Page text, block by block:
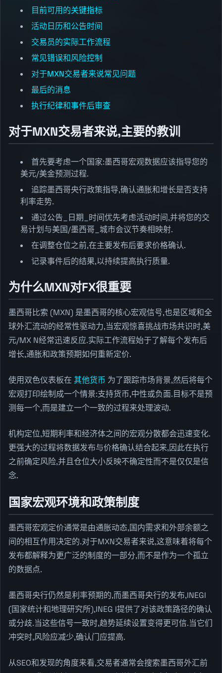
目前可用的关键指标
活动日历和公告时间
交易员的实际工作流程
常见错误和风险控制
对于MXN交易者来说常见问题
最后的消息
执行纪律和事件后审查
对于MXN交易者来说,主要的教训
首先要考虑一个国家:墨西哥宏观数据应该指导您的
美元/美金预测过程.
追踪墨西哥央行政策指导,确认通胀和增长是否支持
利率走势.
通过公告_日期_时间优先考虑活动时间,并将您的交
易计划与美国/墨西哥_城市会议节奏相映射.
在调整仓位之前,在主要发布后要求价格确认.
记录事件后的结果,以持续提高执行质量.
为什么MXN对FX很重要
墨西哥比索 (MXN) 是墨西哥的核心宏观信号,也是区域和全
球外汇流动的经常性驱动力,当宏观惊喜挑战市场共识时,美
元/MX N经常迅速反应.实际工作流程始于了解每个发布后
增长,通胀和政策预期如何重新定价.
使用双色仪表板在 其他货币 为了跟踪市场背景,然后将每个
宏观打印绘制成一个情景:支持货币,中性或负面.目标不是预
测每一个,而是建立一个一致的过程来处理波动.
机构定位,短期利率和经济体之间的宏观分散都会迅速变化.
更强大的过程将数据发布与价格确认结合起来,因此在执行
之前确定风险,并且仓位大小反映不确定性而不是仅仅是信
念.
国家宏观环境和政策制度
墨西哥宏观定价通常是由通胀动态,国内需求和外部余额之
间的相互作用决定的.对于MXN交易者来说,这意味着将每个
发布都解释为更广泛的制度的一部分,而不是作为一个孤立
的数据点.
墨西哥央行仍然是利率预期的,而墨西哥央行的发布,INEGI
(国家统计和地理研究所),INEG I提供了对该政策路径的确认
或分歧.当这些信号一致时,趋势延续设置变得更可信.当它们
冲突时,风险应减少,确认门应提高.
从SEO和发现的角度来看,交易者通常会搜索墨西哥外汇前